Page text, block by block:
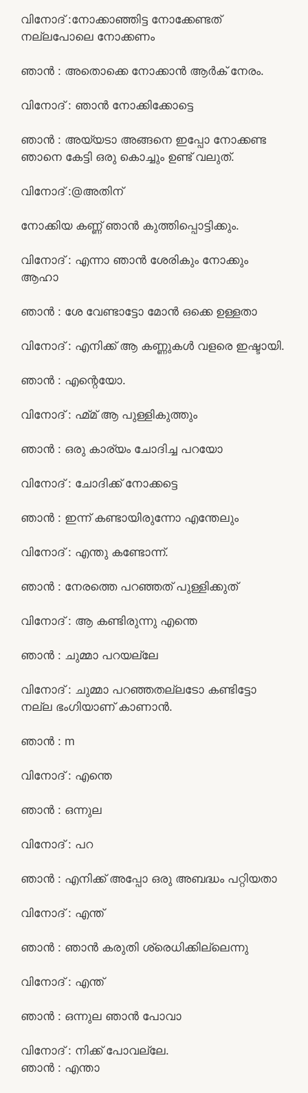
വിനോദ് :നോക്കാഞ്ഞിട്ട നോക്കേണ്ടത്
നല്ലപോലെ നോക്കണം
ഞാൻ : അതൊക്കെ നോക്കാൻ ആർക് നേരം.
വിനോദ് : ഞാൻ നോക്കിക്കോട്ടെ
ഞാൻ : അയ്യടാ അങ്ങനെ ഇപ്പോ നോക്കണ്ട
ഞാനെ കേട്ടി ഒരു കൊച്ചും ഉണ്ട് വലുത്.
വിനോദ് :@അതിന്
നോക്കിയ കണ്ണ് ഞാൻ കുത്തിപ്പൊട്ടിക്കും.
വിനോദ് : എന്നാ ഞാൻ ശേരികും നോക്കും
ആഹാ
ഞാൻ : ശേ വേണ്ടാട്ടോ മോൻ ഒക്കെ ഉള്ളതാ
വിനോദ് : എനിക്ക് ആ കണ്ണുകൾ വളരെ ഇഷ്ടായി.
ഞാൻ : എന്റെയോ.
വിനോദ് : ഹ്മ്മ് ആ പുള്ളികുത്തും
ഞാൻ : ഒരു കാര്യം ചോദിച്ച പറയോ
വിനോദ് : ചോദിക്ക് നോക്കട്ടെ
ഞാൻ : ഇന്ന് കണ്ടായിരുന്നോ എന്തേലും
വിനോദ് : എന്തു കണ്ടോന്ന്.
ഞാൻ : നേരത്തെ പറഞ്ഞത് പുള്ളിക്കുത്
വിനോദ് : ആ കണ്ടിരുന്നു എന്തെ
ഞാൻ : ചുമ്മാ പറയല്ലേ
വിനോദ് : ചുമ്മാ പറഞ്ഞതല്ലടോ കണ്ടിട്ടോ
നല്ല ഭംഗിയാണ് കാണാൻ.
ഞാൻ : m
വിനോദ് : എന്തെ
ഞാൻ : ഒന്നുല
വിനോദ് : പറ
ഞാൻ : എനിക്ക് അപ്പോ ഒരു അബദ്ധം പറ്റിയതാ
വിനോദ് : എന്ത്
ഞാൻ : ഞാൻ കരുതി ശ്രെധിക്കില്ലെന്നു
വിനോദ് : എന്ത്
ഞാൻ : ഒന്നുല ഞാൻ പോവാ
വിനോദ് : നിക്ക് പോവല്ലേ.
ഞാൻ : എന്താ